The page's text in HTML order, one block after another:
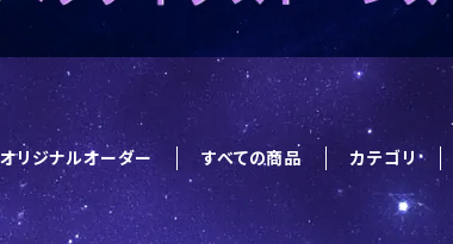
オリジナルオーダー すべての商品 カテゴリ